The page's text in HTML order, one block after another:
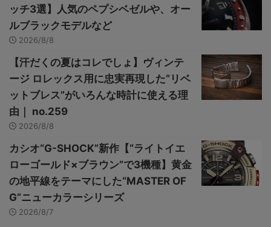
ッチ3選】人気のペプシベゼルや、オー
ルブラックモデルなど
2026/8/8
【汗だくの夏はコレでしょ】ヴィンテ
ージ ロレックス用に忠実再現した“リベ
ットブレス”がいろんな時計に使える理
由｜ no.259
2026/8/8
カシオ“G-SHOCK”新作【“ライトイエ
ローゴールド×ブラウン”で3機種】黄金
の地平線をテーマにした“MASTER OF
G”ニューカラーシリーズ
2026/8/7